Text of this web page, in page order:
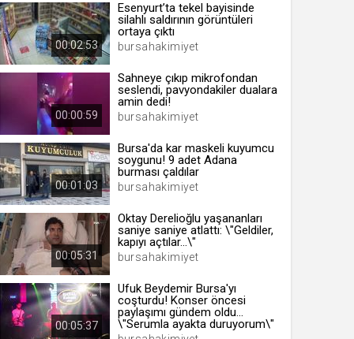
yıl 00:02:53
Esenyurt’ta tekel bayisinde
silahlı saldırının görüntüleri
ortaya çıktı
bursahakimiyet
00:00:59
Sahneye çıkıp mikrofondan
seslendi, pavyondakiler dualara
amin dedi!
bursahakimiyet
00:01:03
Bursa'da kar maskeli kuyumcu
soygunu! 9 adet Adana
burması çaldılar
bursahakimiyet
00:05:31
Oktay Derelioğlu yaşananları
saniye saniye atlattı: \"Geldiler,
kapıyı açtılar...\"
bursahakimiyet
00:05:37
Ufuk Beydemir Bursa'yı
coşturdu! Konser öncesi
paylaşımı gündem oldu...
\"Serumla ayakta duruyorum\"